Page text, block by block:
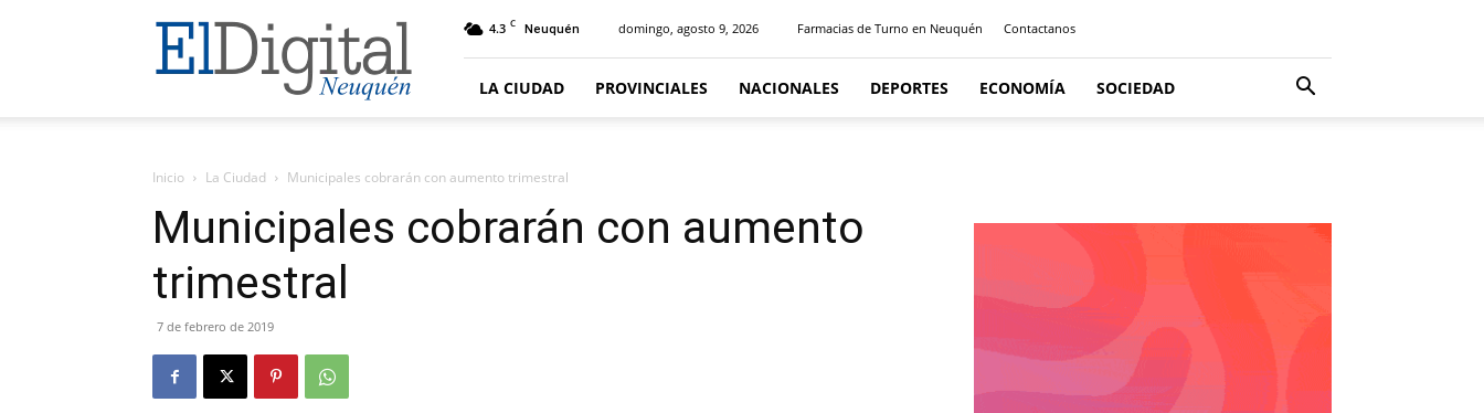
El
Digital
Neuquen
4.3 C Neuquén domingo, agosto 9, 2026 Farmacias de Turno en Neuquén Contactanos
LA CIUDAD PROVINCIALES NACIONALES DEPORTES ECONOMÍA SOCIEDAD
Inicio La Ciudad Municipales cobrarán con aumento trimestral
Municipales cobrarán con aumento
trimestral
7 de febrero de 2019